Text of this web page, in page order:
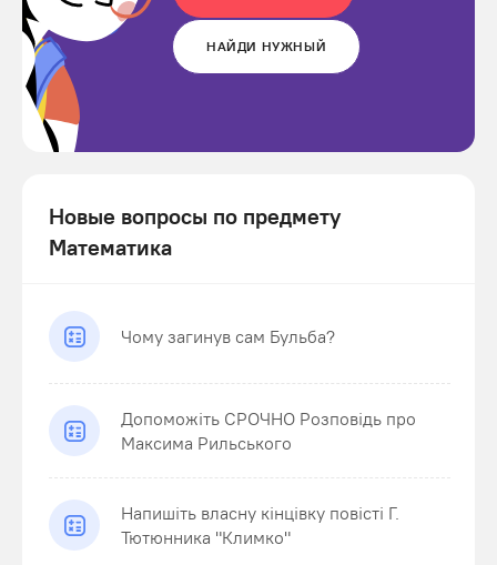
НАЙДИ НУЖНЫЙ
Новые вопросы по предмету
Математика
Чому загинув сам Бульба?
Допоможіть СРОЧНО Розповідь про
Максима Рильського
Напишіть власну кінцівку повісті Г.
Тютюнника "Климко"